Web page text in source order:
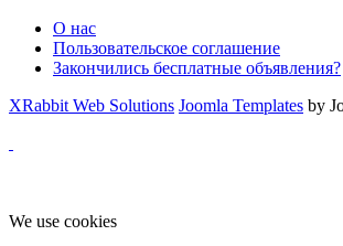
О нас
Пользовательское соглашение
Закончились бесплатные объявления?
XRabbit Web Solutions Joomla Templates by
We use cookies